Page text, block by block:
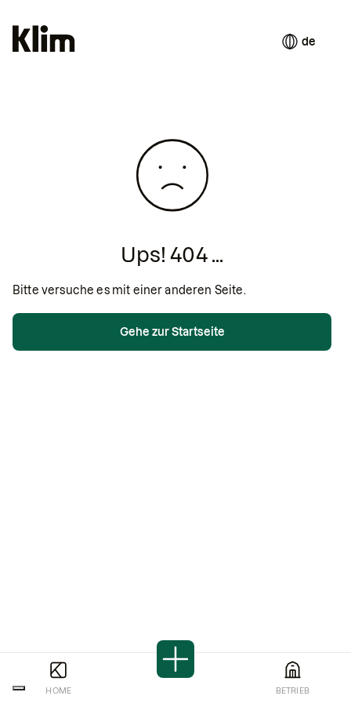
de
Ups! 404 ...
Bitte versuche es mit einer anderen Seite.
Gehe zur Startseite
HOME BETRIEB